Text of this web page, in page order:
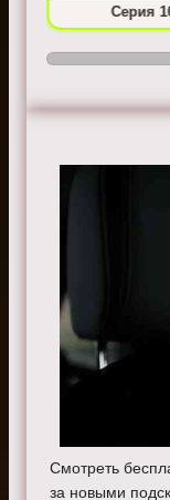
Серия
Смотреть
за новыми